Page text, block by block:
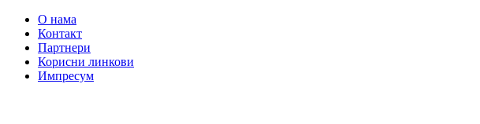
О нама
Контакт
Партнери
Корисни линкови
Импресум